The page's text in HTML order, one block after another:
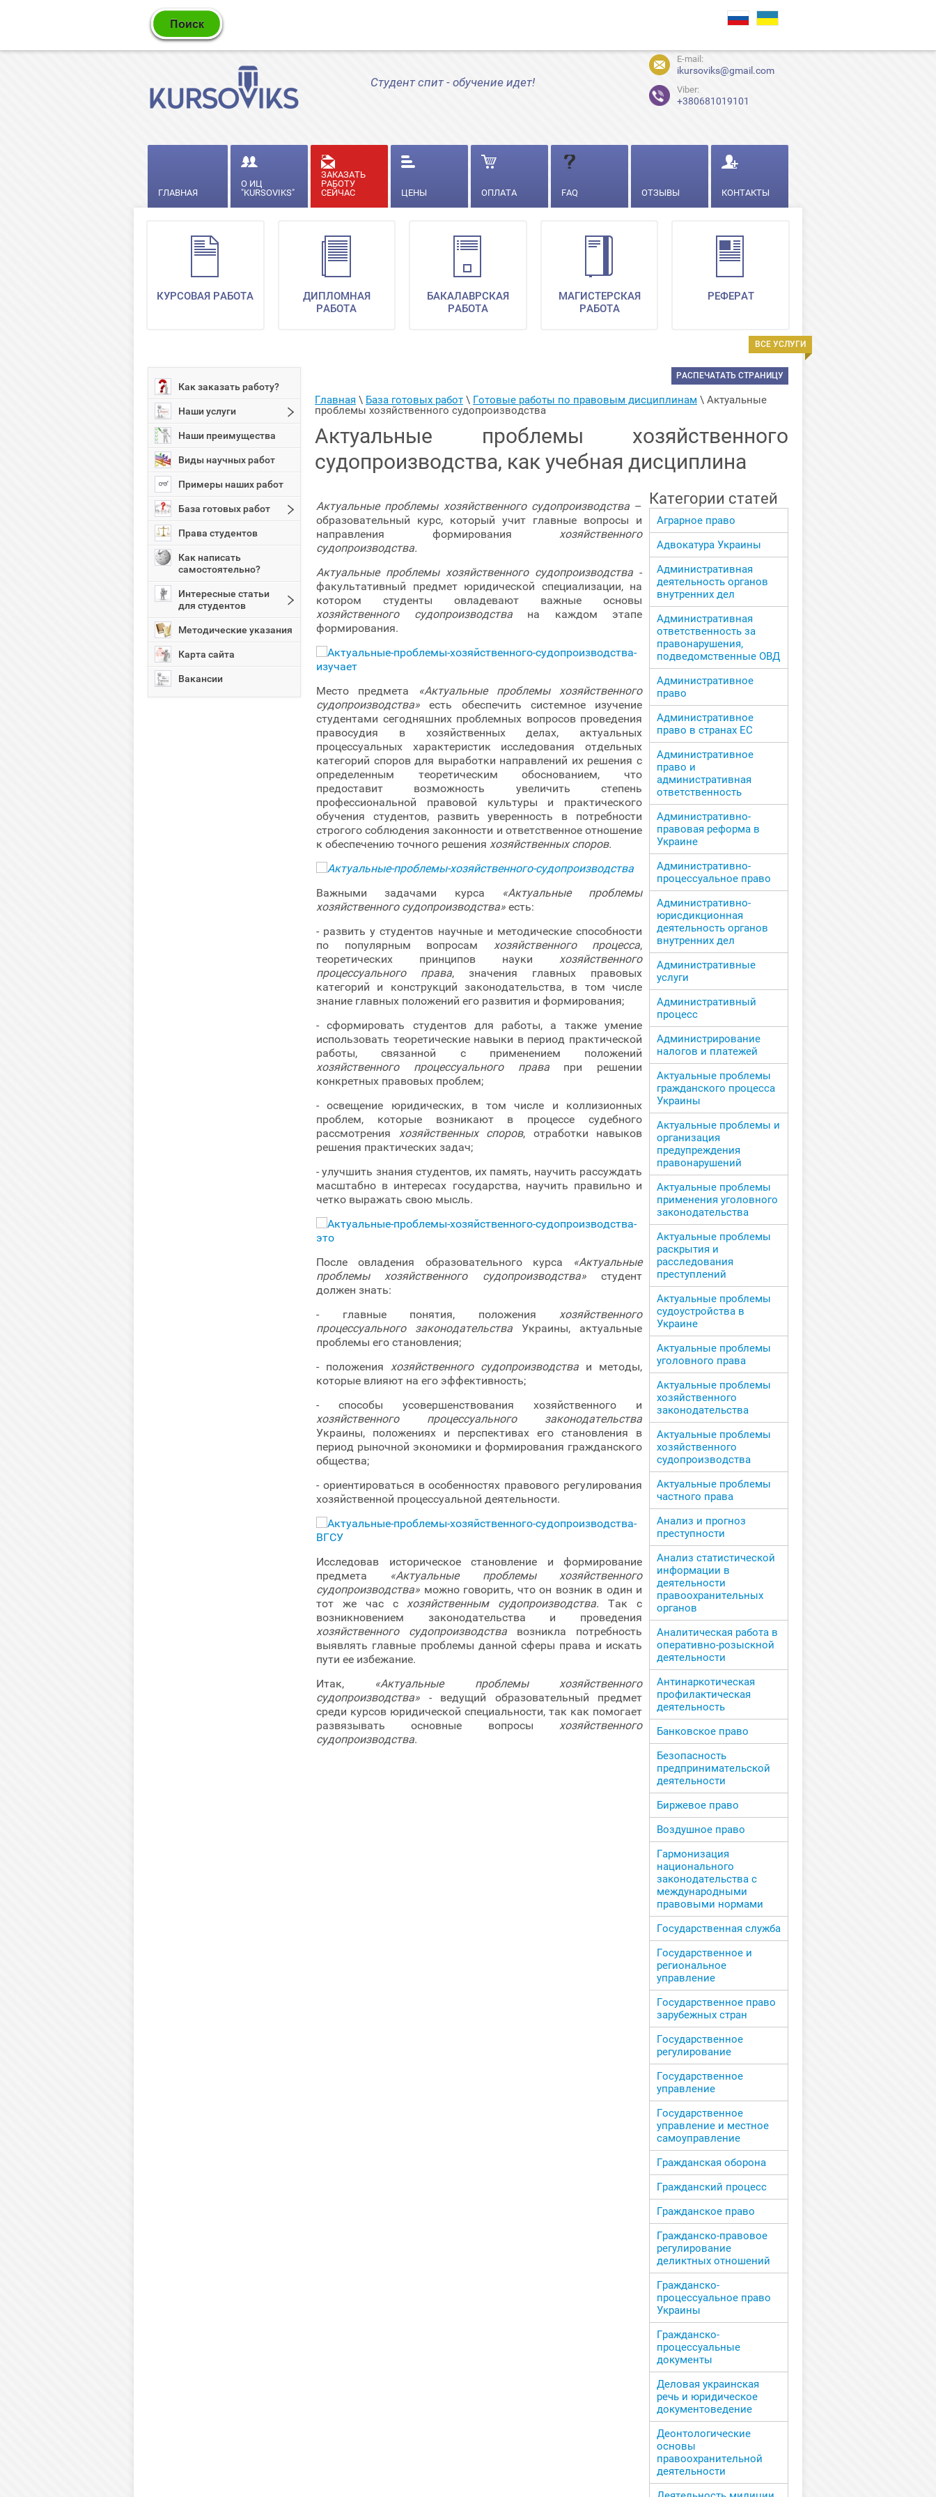
Студент спит - обучение идет!
E-mail:
ikursoviks@gmail.com
Viber:
+380681019101
ГЛАВНАЯ
О ИЦ
"KURSOVIKS"
ЗАКАЗАТЬ
РАБОТУ
СЕЙЧАС
ЦЕНЫ ОПЛАТА FAQ ОТЗЫВЫ КОНТАКТЫ
ВСЕ УСЛУГИ
КУРСОВАЯ РАБОТА
ДИПЛОМНАЯ
РАБОТА
БАКАЛАВРСКАЯ
РАБОТА
МАГИСТЕРСКАЯ
РАБОТА
РЕФЕРАТ
Как заказать работу?
Наши услуги
Наши преимущества
Виды научных работ
Примеры наших работ
База готовых работ
Права студентов
Как написать
самостоятельно?
Интересные статьи
для студентов
Методические указания
Карта сайта
Вакансии
РАСПЕЧАТАТЬ СТРАНИЦУ
Главная \ База готовых работ \ Готовые работы по правовым дисциплинам \ Актуальные
проблемы хозяйственного судопроизводства
Актуальные проблемы хозяйственного
судопроизводства, как учебная дисциплина
Актуальные проблемы хозяйственного судопроизводства–
образовательный курс, который учит главные вопросы и
направления формирования хозяйственного
судопроизводства.
Актуальные проблемы хозяйственного судопроизводства -
факультативный предмет юридической специализации, на
котором студенты овладевают важные основы
хозяйственного судопроизводствана каждом этапе
формирования.
Место предмета
«Актуальные проблемы хозяйственного
судопроизводства» есть обеспечить системное изучение
студентами сегодняшних проблемных вопросов проведения
правосудия в хозяйственных делах, актуальных
процессуальных характеристик исследования отдельных
категорий споров для выработки направлений их решения с
определенным теоретическим обоснованием, что
предоставит возможность увеличить степень
профессиональной правовой культуры и практического
обучения студентов, развить уверенность в потребности
строгого соблюдения законности и ответственное отношение
к обеспечению точного решения хозяйственных споров.
Важными задачами курса
«Актуальные проблемы
хозяйственного судопроизводства» есть:
- развить у студентов научные и методические способности
по популярным вопросам хозяйственного процесса,
теоретических принципов науки хозяйственного
процессуального права, значения главных правовых
категорий и конструкций законодательства, в том числе
знание главных положений его развития и формирования;
- сформировать студентов для работы, а также умение
использовать теоретические навыки в период практической
работы, связанной с применением положений
хозяйственного процессуального правапри решении
конкретных правовых проблем;
- освещение юридических, в том числе и коллизионных
проблем, которые возникают в процессе судебного
рассмотрения хозяйственных споров, отработки навыков
решения практических задач;
- улучшить знания студентов, их память, научить рассуждать
масштабно в интересах государства, научить правильно и
четко выражать свою мысль.
После овладения образовательного курса
«Актуальные
проблемы хозяйственного судопроизводства»студент
должен знать:
- главные понятия, положения хозяйственного
процессуального законодательства Украины, актуальные
проблемы его становления;
- положения хозяйственного судопроизводства и методы,
которые влияют на его эффективность;
- способы усовершенствования хозяйственного и
хозяйственного процессуального законодательства
Украины, положениях и перспективах его становления в
период рыночной экономики и формирования гражданского
общества;
- ориентироваться в особенностях правового регулирования
хозяйственной процессуальной деятельности.
Исследовав историческое становление и формирование
предмета «Актуальные проблемы хозяйственного
судопроизводства» можно говорить, что он возник в один и
тот же час схозяйственным судопроизводства. Так с
возникновением законодательства и проведения
хозяйственного судопроизводства возникла потребность
выявлять главные проблемы данной сферы права и искать
пути ее избежание.
Итак, «Актуальные проблемы хозяйственного
судопроизводства» - ведущий образовательный предмет
среди курсов юридической специальности, так как помогает
развязывать основные вопросы хозяйственного
судопроизводства.
Категории статей
Аграрное право
Адвокатура Украины
Административная
деятельность органов
внутренних дел
Административная
ответственность за
правонарушения,
подведомственные ОВД
Административное
право
Административное
право в странах ЕС
Административное
право и
административная
ответственность
Административно-
правовая реформа в
Украине
Административно-
процессуальное право
Административно-
юрисдикционная
деятельность органов
внутренних дел
Административные
услуги
Административный
процесс
Администрирование
налогов и платежей
Актуальные проблемы
гражданского процесса
Украины
Актуальные проблемы и
организация
предупреждения
правонарушений
Актуальные проблемы
применения уголовного
законодательства
Актуальные проблемы
раскрытия и
расследования
преступлений
Актуальные проблемы
судоустройства в
Украине
Актуальные проблемы
уголовного права
Актуальные проблемы
хозяйственного
законодательства
Актуальные проблемы
хозяйственного
судопроизводства
Актуальные проблемы
частного права
Анализ и прогноз
преступности
Анализ статистической
информации в
деятельности
правоохранительных
органов
Аналитическая работа в
оперативно-розыскной
деятельности
Антинаркотическая
профилактическая
деятельность
Банковское право
Безопасность
предпринимательской
деятельности
Биржевое право
Воздушное право
Гармонизация
национального
законодательства с
международными
правовыми нормами
Государственная служба
Государственное и
региональное
управление
Государственное право
зарубежных стран
Государственное
регулирование
Государственное
управление
Государственное
управление и местное
самоуправление
Гражданская оборона
Гражданский процесс
Гражданское право
Гражданско-правовое
регулирование
деликтных отношений
Гражданско-
процессуальное право
Украины
Гражданско-
процессуальные
документы
Деловая украинская
речь и юридическое
документоведение
Деонтологические
основы
правоохранительной
деятельности